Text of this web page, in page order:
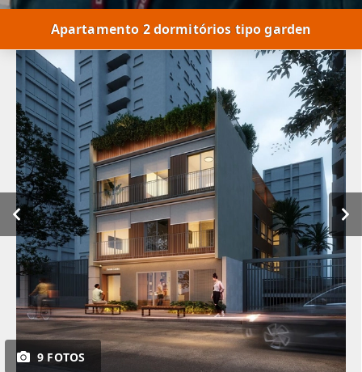
Apartamento 2 dormitórios tipo garden
9 FOTOS